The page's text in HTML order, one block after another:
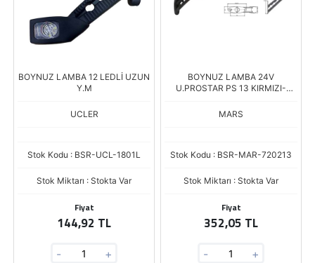
BOYNUZ LAMBA 12 LEDLİ UZUN
Y.M
UCLER
Stok Kodu : BSR-UCL-1801L
Stok Miktarı : Stokta Var
Fiyat
144,92 TL
- +
BOYNUZ LAMBA 24V
U.PROSTAR PS 13 KIRMIZI-
MARS
Stok Kodu : BSR-MAR-720213
Stok Miktarı : Stokta Var
Fiyat
352,05 TL
- +